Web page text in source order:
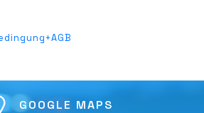
GOOGLE MAPS